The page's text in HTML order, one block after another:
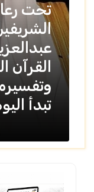
تحت
القرآن
تبدأ